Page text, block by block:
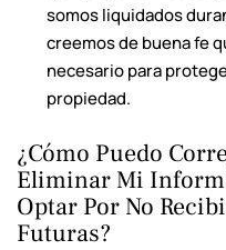
somos liquidados
creemos de buena fe
necesario para
propiedad.
¿Cómo Puedo
Eliminar Mi
Optar Por No
Futuras?